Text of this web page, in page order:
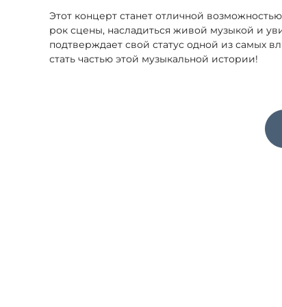
Этот концерт станет отличной
рок сцены, насладиться живой музыкой и
подтверждает свой статус одной из самых
стать частью этой музыкальной истории!